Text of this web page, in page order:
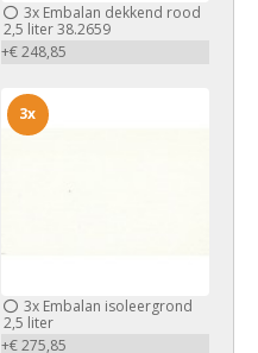
3xEmbalan dekkend rood
2,5 liter 38.2659
+€ 248,85
3xEmbalan isoleergrond
2,5 liter
+€ 275,85
3x